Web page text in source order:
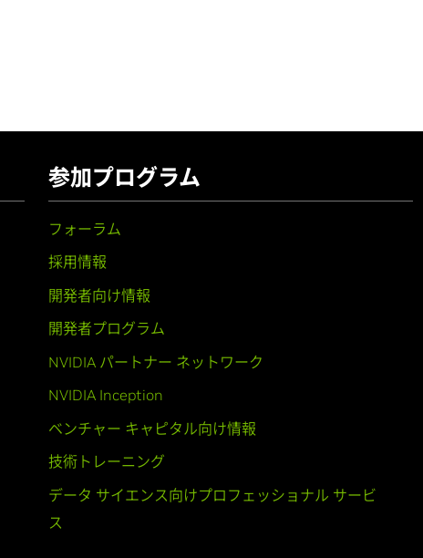
参加プログラム
フォーラム
採用情報
開発者向け情報
開発者プログラム
NVIDIA パートナー ネットワーク
NVIDIA Inception
ベンチャー キャピタル向け情報
技術トレーニング
データ サイエンス向けプロフェッショナル サービ
ス